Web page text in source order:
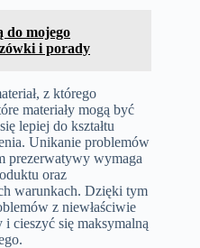
do mojego
i porady
z którego
materiały mogą być
lepiej do kształtu
Unikanie problemów
prezerwatywy wymaga
oraz
warunkach. Dzięki tym
z niewłaściwie
cieszyć się maksymalną